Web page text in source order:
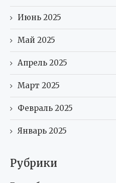
Июнь 2025
Май 2025
Апрель 2025
Март 2025
Февраль 2025
Январь 2025
Рубрики